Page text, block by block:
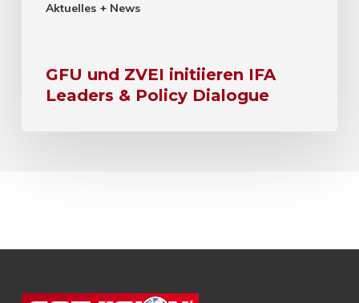
Aktuelles + News
GFU und ZVEI initiieren IFA
Leaders & Policy Dialogue